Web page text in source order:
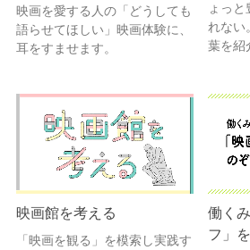
映画を愛する人の「どうしても
語らせてほしい」映画体験に、
耳をすませます。
ょっ
れない
葉を紹
映画館を考える
「映画を観る」を模索し実践す
働く
フ」